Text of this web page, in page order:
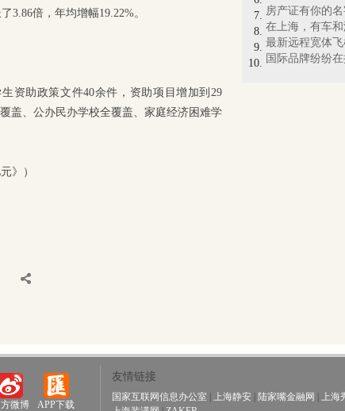
在上海，有车
3.86倍，年均增幅19.22%。
资助政策文件40余件，资助项目增加到29
盖、公办民办学校全覆盖、家庭经济困难学
》）
微博 APP下载
友情链接
国家互联网信息办公室 上海静安 陆家嘴金融网
上海